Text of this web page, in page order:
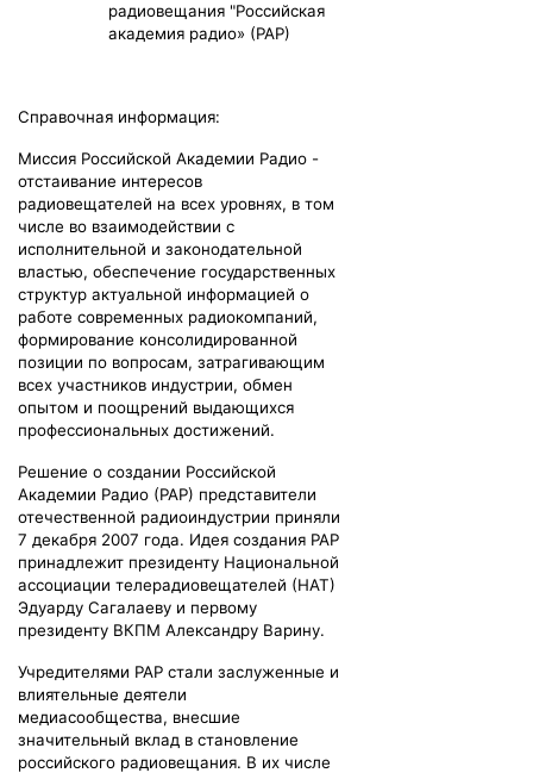
радиовещания "Российская
академия радио» (РАР)
Справочная информация:
Миссия Российской Академии Радио -
отстаивание интересов
радиовещателей на всех уровнях, в том
числе во взаимодействии с
исполнительной и законодательной
властью, обеспечение государственных
структур актуальной информацией о
работе современных радиокомпаний,
формирование консолидированной
позиции по вопросам, затрагивающим
всех участников индустрии, обмен
опытом и поощрений выдающихся
профессиональных достижений.
Решение о создании Российской
Академии Радио (РАР) представители
отечественной радиоиндустрии приняли
7 декабря 2007 года. Идея создания РАР
принадлежит президенту Национальной
ассоциации телерадиовещателей (НАТ)
Эдуарду Сагалаеву и первому
президенту ВКПМ Александру Варину.
Учредителями РАР стали заслуженные и
влиятельные деятели
медиасообщества, внесшие
значительный вклад в становление
российского радиовещания. В их числе